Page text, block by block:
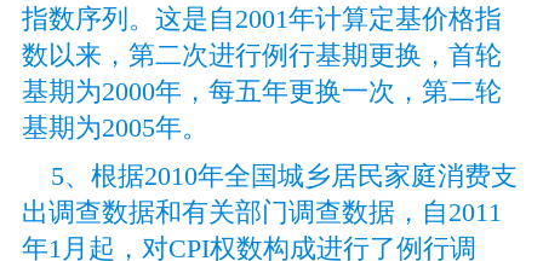
指数序列。这是自2001年计算定基价格指
数以来，第二次进行例行基期更换，首轮
基期为2000年，每五年更换一次，第二轮
基期为2005年。
5、根据2010年全国城乡居民家庭消费支
出调查数据和有关部门调查数据，自2011
年1月起，对CPI权数构成进行了例行调